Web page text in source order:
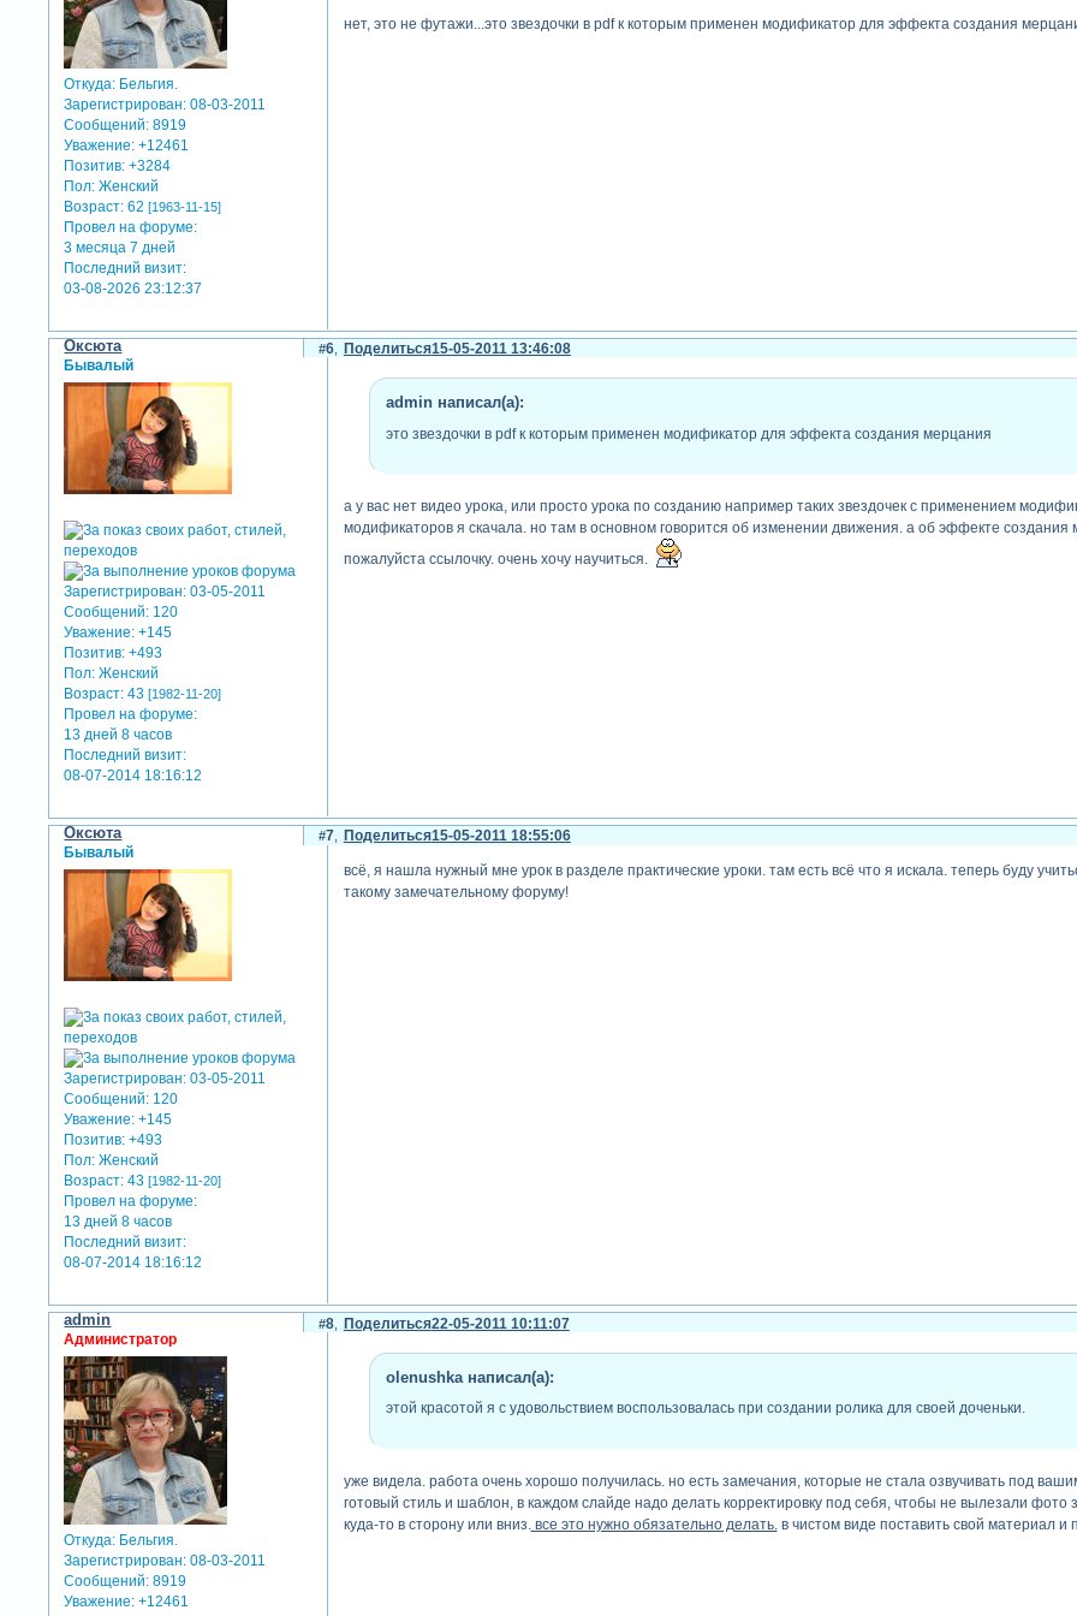
Откуда: Бельгия.
Зарегистрирован: 08-03-2011
Сообщений: 8919
Уважение: +12461
Позитив: +3284
Пол: Женский
Возраст: 62[1963-11-15]
Провел на форуме:
3 месяца 7 дней
Последний визит:
03-08-2026 23:12:37
нет, это не футажи...это звездочки в pdf к которым применен модификатор для эффекта создания
Поделиться
6 15-05-2011 13:46:08
Оксюта
Бывалый
Зарегистрирован: 03-05-2011
Сообщений: 120
Уважение: +145
Позитив: +493
Пол: Женский
Возраст: 43[1982-11-20]
Провел на форуме:
13 дней 8 часов
Последний визит:
08-07-2014 18:16:12
admin написал(а):
это звездочки в pdf к которым применен модификатор для эффекта создания мерцания
а у вас нет видео урока, или просто урока по созданию например таких звездочек с применением
модификаторов я скачала. но там в основном говорится об изменении движения. а об эффекте
пожалуйста ссылочку. очень хочу научиться.
Поделиться
7 15-05-2011 18:55:06
Оксюта
Бывалый
Зарегистрирован: 03-05-2011
Сообщений: 120
Уважение: +145
Позитив: +493
Пол: Женский
Возраст: 43[1982-11-20]
Провел на форуме:
13 дней 8 часов
Последний визит:
08-07-2014 18:16:12
всё, я нашла нужный мне урок в разделе практические уроки. там есть всё что я искала. теперь буду
такому замечательному форуму!
Поделиться
8 22-05-2011 10:11:07
admin
Администратор
Откуда: Бельгия.
Зарегистрирован: 08-03-2011
Сообщений: 8919
Уважение: +12461
olenushka написал(а):
этой красотой я с удовольствием воспользовалась при создании ролика для своей доченьки.
уже видела. работа очень хорошо получилась. но есть замечания, которые не стала озвучивать под
готовый стиль и шаблон, в каждом слайде надо делать корректировку под себя, чтобы не вылезали
куда-то в сторону или вниз. все это нужно обязательно делать. в чистом виде поставить свой материал и